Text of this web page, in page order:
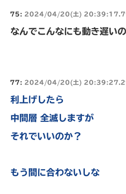
75: 2024/04/20(土)
なんでこんなにも動き遅いの
77: 2024/04/20(土)
利上げしたら
中間層 全滅しますが
それでいいのか？
もう間に合わないしな